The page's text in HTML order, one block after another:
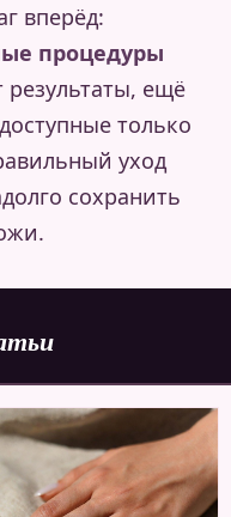
вперёд:
процедуры
результаты, ещё
только
уход
сохранить